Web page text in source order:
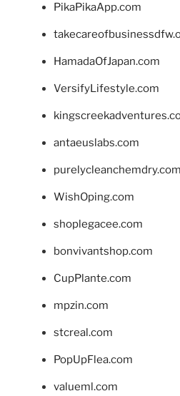
PikaPikaApp.com
HamadaOfJapan.com
VersifyLifestyle.com
antaeuslabs.com
purelycleanchemdry.com
WishOping.com
shoplegacee.com
bonvivantshop.com
CupPlante.com
mpzin.com
stcreal.com
PopUpFlea.com
valueml.com